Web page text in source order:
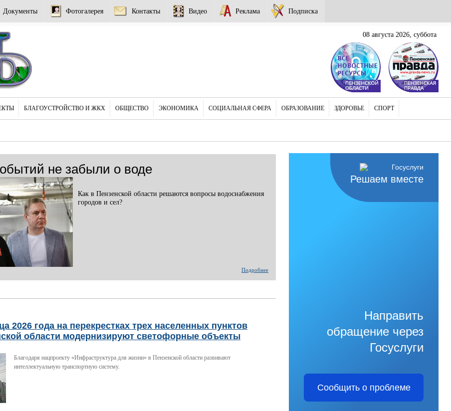
Документы Фотогалерея Контакты Видео Реклама Подписка
08 августа 2026, суббота
БЛАГОУСТРОЙСТВО И ЖКХ ОБЩЕСТВО ЭКОНОМИКА СОЦИАЛЬНАЯ СФЕРА ОБРАЗОВАНИЕ ЗДОРОВЬЕ СПОРТ
не забыли о воде
Как в Пензенской области решаются вопросы водоснабжения
городов и сел?
Подробнее
2026 года на перекрестках трех населенных пунктов
области модернизируют светофорные объекты
Благодаря нацпроекту «Инфраструктура для жизни» в Пензенской области развивают
интеллектуальную транспортную систему.
Решаем вместе
Направить
обращение через
Госуслуги
Сообщить о проблеме